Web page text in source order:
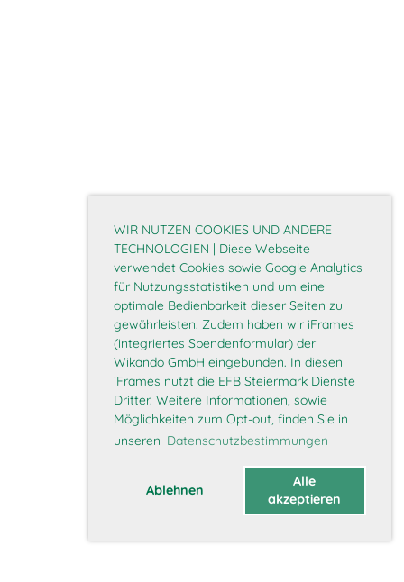
WIR NUTZEN COOKIES UND ANDERE
TECHNOLOGIEN | Diese Webseite
verwendet Cookies sowie Google Analytics
für Nutzungsstatistiken und um eine
optimale Bedienbarkeit dieser Seiten zu
gewährleisten. Zudem haben wir iFrames
(integriertes Spendenformular) der
Wikando GmbH eingebunden. In diesen
iFrames nutzt die EFB Steiermark Dienste
Dritter. Weitere Informationen, sowie
Möglichkeiten zum Opt-out, finden Sie in
unseren Datenschutzbestimmungen
Ablehnen
Alle
akzeptieren